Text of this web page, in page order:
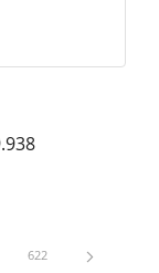
per navegar.
intermèdies Utilitzeu
Pàgina
622